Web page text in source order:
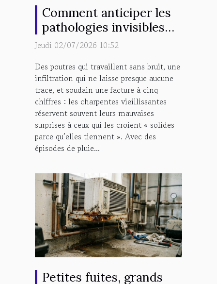
Comment anticiper les
pathologies invisibles
d’une charpente
Jeudi 02/07/2026 10:52
Des poutres qui travaillent sans bruit, une
infiltration qui ne laisse presque aucune
trace, et soudain une facture à cinq
chiffres : les charpentes vieillissantes
réservent souvent leurs mauvaises
surprises à ceux qui les croient « solides
parce qu’elles tiennent ». Avec des
épisodes de pluie...
Petites fuites, grands